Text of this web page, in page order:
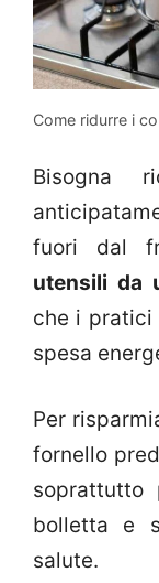
Come ridurre i
Bisogna
fuori dal
utensili da
che i pratici
spesa
Per
fornello
bolletta e
salute.